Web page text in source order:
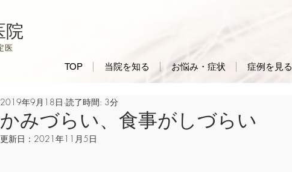
医
院
TOP 当院を知る お悩み・症状 症例を見る
かみづらい、食事がしづらい
2019年9月18日 読了時間: 3分
更新日： 2021年11月5日